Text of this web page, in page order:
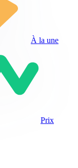
À la une
Prix